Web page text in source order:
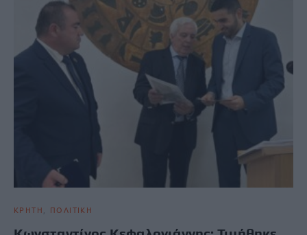
ΚΡΗΤΗ ΠΟΛΙΤΙΚΗ